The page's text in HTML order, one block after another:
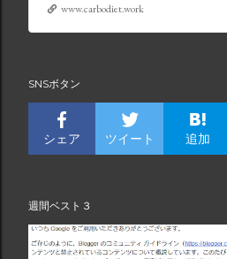
www.carbodiet.work
SNSボタン
シェア ツイート 追加
週間ベスト３